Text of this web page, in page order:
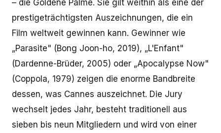
– die Goldene Palme. Sie gilt weithin als eine der
prestigeträchtigsten Auszeichnungen, die ein
Film weltweit gewinnen kann. Gewinner wie
„Parasite" (Bong Joon-ho, 2019), „L'Enfant"
(Dardenne-Brüder, 2005) oder „Apocalypse Now"
(Coppola, 1979) zeigen die enorme Bandbreite
dessen, was Cannes auszeichnet. Die Jury
wechselt jedes Jahr, besteht traditionell aus
sieben bis neun Mitgliedern und wird von einer